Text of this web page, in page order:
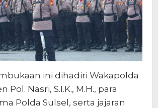
ini dihadiri Wakapolda
Pol. Nasri, S.I.K., M.H., para
Polda Sulsel, serta jajaran